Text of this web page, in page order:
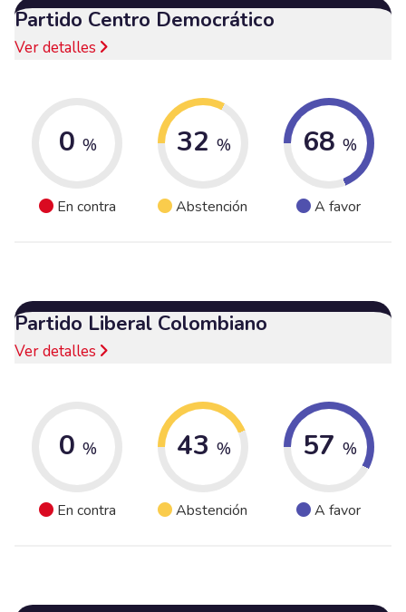
Partido Centro Democrático
Ver detalles
0 %
En contra
32 %
Abstención
68 %
A favor
Partido Liberal Colombiano
Ver detalles
0 %
En contra
43 %
Abstención
57 %
A favor